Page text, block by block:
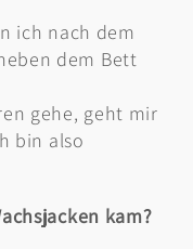
ich nach dem
dem Bett
gehe, geht mir
bin also
kam?